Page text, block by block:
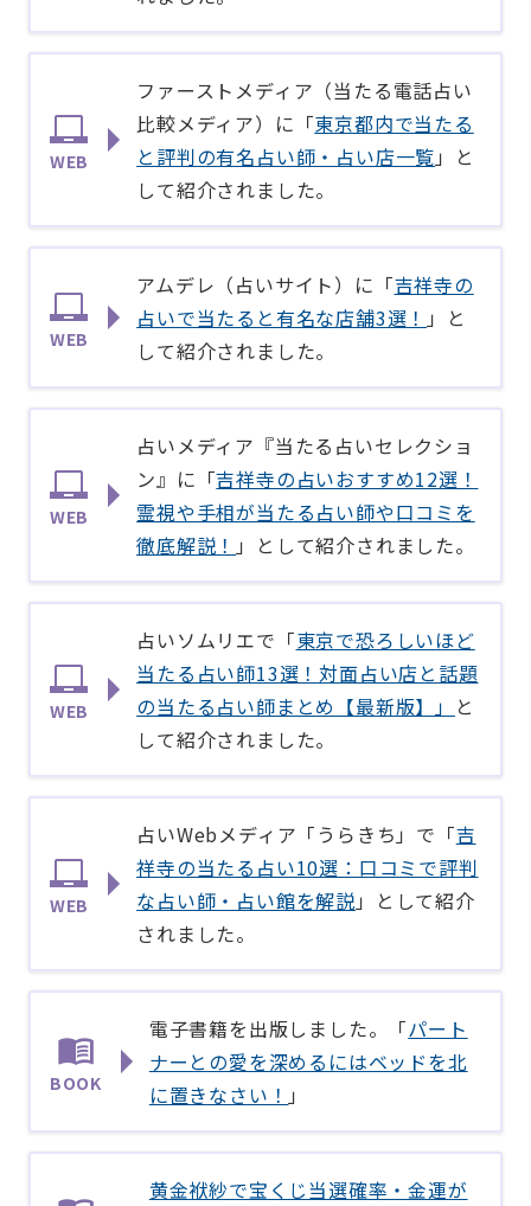
WEB
ファーストメディア（当たる電話占い
比較メディア）に「東京都内で当たる
と評判の有名占い師・占い店一覧 」と
して紹介されました。
WEB
​アムデレ（占いサイト）​に「吉祥寺の
占いで当たると有名な店舗3選！ 」と
して紹介されました。
WEB
占いメディア『当たる占いセレクショ
ン』に「吉祥寺の占いおすすめ12選！
霊視や手相が当たる占い師や口コミを
徹底解説！ 」として紹介されました。
WEB
占いソムリエで「東京で恐ろしいほど
当たる占い師13選！対面占い店と話題
の当たる占い師まとめ【最新版】」 と
して紹介されました。
WEB
占いWebメディア「うらきち」で「吉
祥寺の当たる占い10選：口コミで評判
な占い師・占い館を解説 」として紹介
されました。
BOOK
電子書籍を出版しました。「パート
ナーとの愛を深めるにはベッドを北
に置きなさい！ 」
黄金袱紗で宝くじ当選確率・金運が